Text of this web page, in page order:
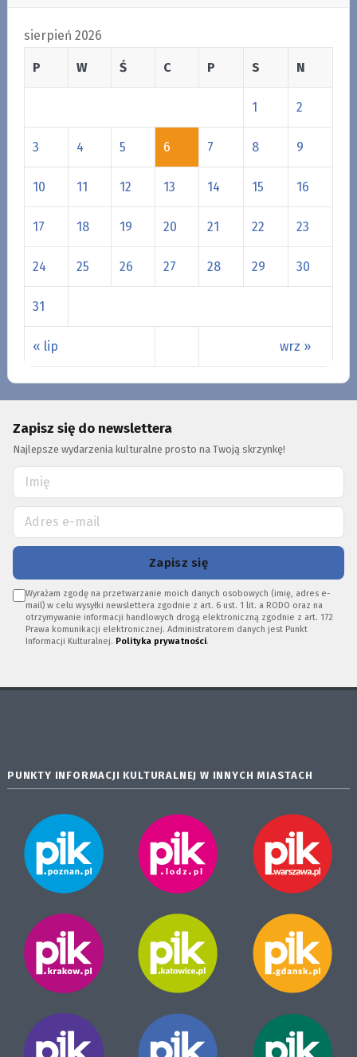
sierpień 2026
P W Ś C P S N
« lip wrz »
1 2
3 4 5 6 7 8 9
10 11 12 13 14 15 16
17 18 19 20 21 22 23
24 25 26 27 28 29 30
31
Zapisz się do newslettera
Najlepsze wydarzenia kulturalne prosto na Twoją skrzynkę!
Zapisz się
Wyrażam zgodę na przetwarzanie moich danych osobowych (imię, adres e-
mail) w celu wysyłki newslettera zgodnie z art. 6 ust. 1 lit. a RODO oraz na
otrzymywanie informacji handlowych drogą elektroniczną zgodnie z art. 172
Prawa komunikacji elektronicznej. Administratorem danych jest Punkt
Informacji Kulturalnej. Polityka prywatności.
PUNKTY INFORMACJI KULTURALNEJ W INNYCH MIASTACH